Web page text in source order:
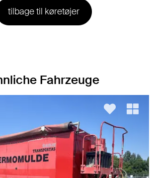
tilbage til køretøjer
Fahrzeuge